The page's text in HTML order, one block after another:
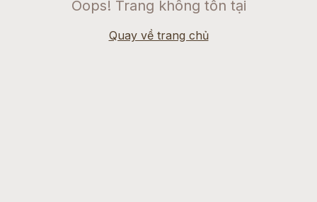
Oops! Trang không tồn tại
Quay về trang chủ